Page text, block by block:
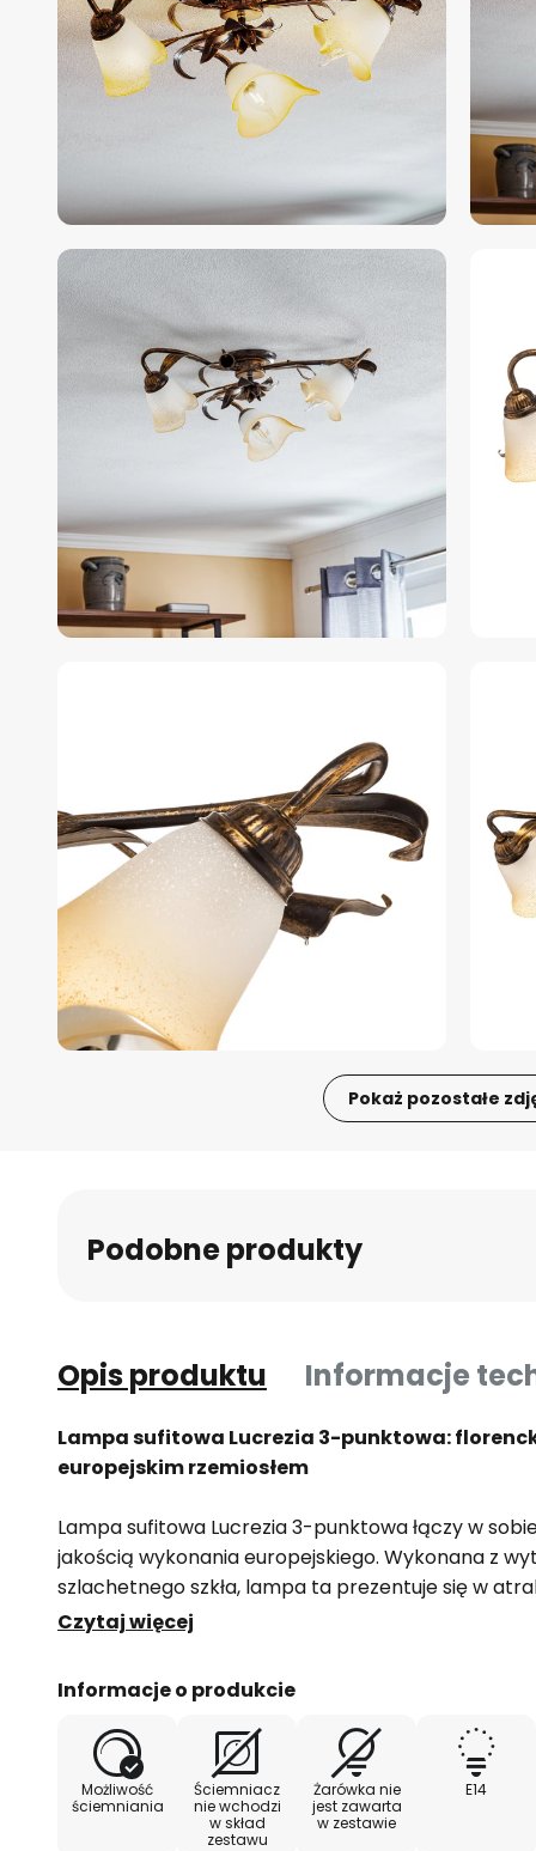
Pokaż pozostałe
Podobne produkty
Opis produktu Informacje
Lampa sufitowa Lucrezia 3-punktowa:
europejskim rzemiosłem
Lampa sufitowa Lucrezia 3-punktowa łączy w
jakością wykonania europejskiego. Wykonana z
szlachetnego szkła, lampa ta prezentuje się w
opalu. Artystyczny design nadaje każdemu
Kolejną zaletą lampy Lucrezia jest możliwość
zewnętrznego ściemniacza. Funkcja ta pozwala
intensywności światła i stworzenie pożądanej
jest doskonałym przykładem europejskiego
które przekonuje zarówno pod względem
Czytaj więcej
Informacje o produkcie
Możliwość
ściemniania
Ściemniacz
nie wchodzi
w skład
zestawu
Żarówka nie
jest zawarta
w zestawie
E14